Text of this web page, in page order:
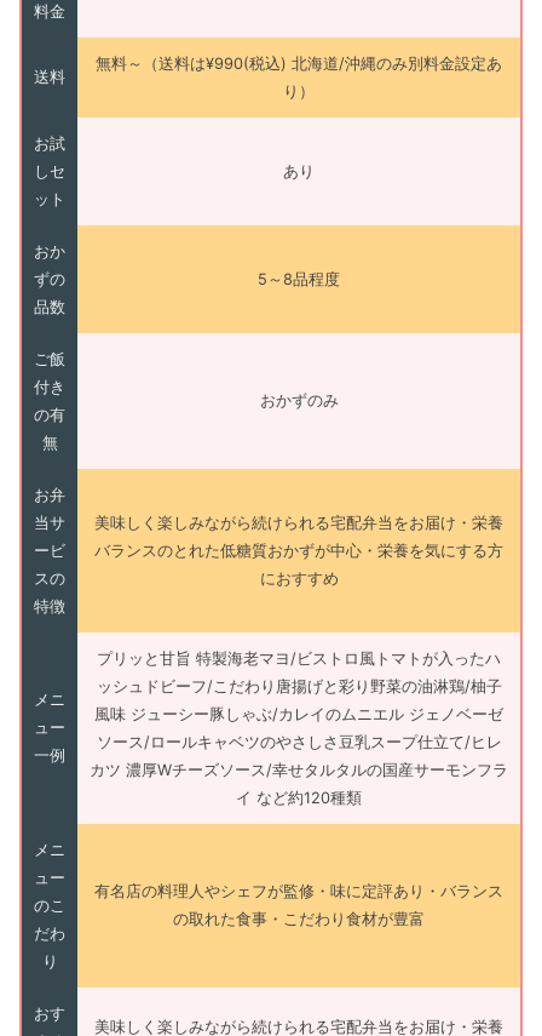
料金
送料
無料～（送料は¥990(税込) 北海道/沖縄のみ別料金設定あ
り）
お試
しセ
ット
あり
おか
ずの
品数
5～8品程度
ご飯
付き
の有
無
おかずのみ
お弁
当サ
ービ
スの
特徴
美味しく楽しみながら続けられる宅配弁当をお届け・栄養
バランスのとれた低糖質おかずが中心・栄養を気にする方
におすすめ
メニ
ュー
一例
プリッと甘旨 特製海老マヨ/ビストロ風トマトが入ったハ
ッシュドビーフ/こだわり唐揚げと彩り野菜の油淋鶏/柚子
風味 ジューシー豚しゃぶ/カレイのムニエル ジェノベーゼ
ソース/ロールキャベツのやさしさ豆乳スープ仕立て/ヒレ
カツ 濃厚Wチーズソース/幸せタルタルの国産サーモンフラ
イ など約120種類
メニ
ュー
のこ
だわ
り
有名店の料理人やシェフが監修・味に定評あり・バランス
の取れた食事・こだわり食材が豊富
おす
美味しく楽しみながら続けられる宅配弁当をお届け・栄養